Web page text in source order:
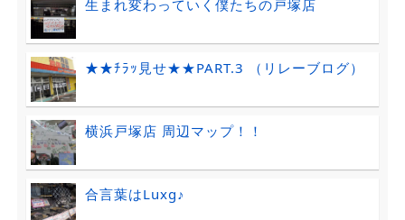
生まれ変わっていく僕たちの戸塚店
★★ﾁﾗｯ見せ★★PART.3 （リレーブログ）
横浜戸塚店 周辺マップ！！
合言葉はLuxg♪